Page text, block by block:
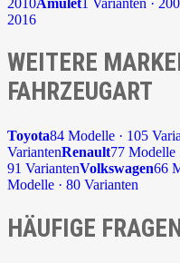
2016
WEITERE
FAHRZEUGART
Toyota84 Modelle · 105
VariantenRenault77 Modelle
91 VariantenVolkswagen66
Modelle · 80 Varianten
HÄUFIGE